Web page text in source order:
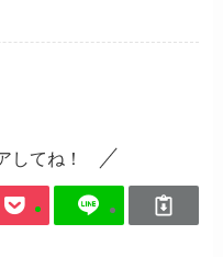
してね！